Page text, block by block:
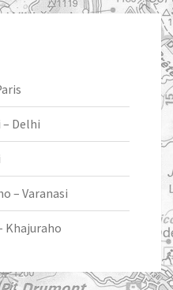
– Delhi
– Varanasi
Khajuraho